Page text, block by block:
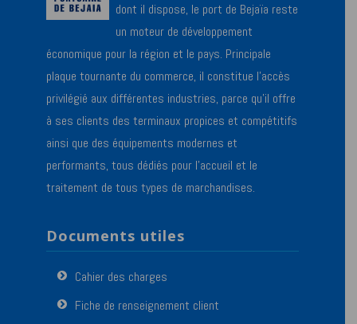
dont il dispose, le port de Bejaïa reste
un moteur de développement
économique pour la région et le pays. Principale
plaque tournante du commerce, il constitue l’accès
privilégié aux différentes industries, parce qu’il offre
à ses clients des terminaux propices et compétitifs
ainsi que des équipements modernes et
performants, tous dédiés pour l’accueil et le
traitement de tous types de marchandises.
Documents utiles
Cahier des charges
Fiche de renseignement client